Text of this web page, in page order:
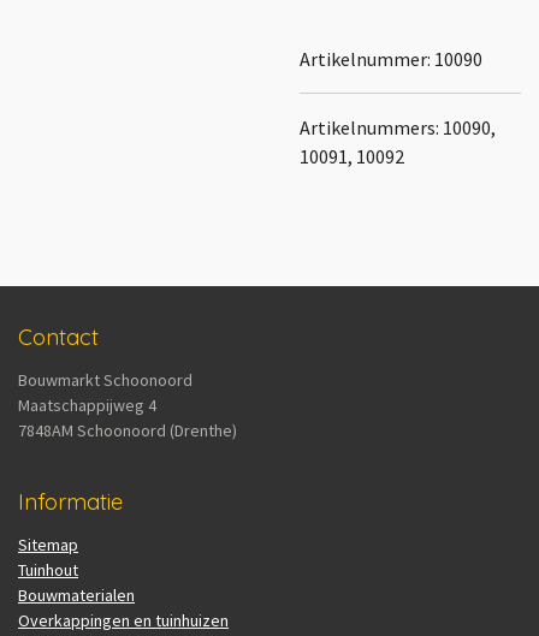
Artikelnummer: 10090
Artikelnummers: 10090,
10091, 10092
Contact
Bouwmarkt Schoonoord
Maatschappijweg 4
7848AM Schoonoord (Drenthe)
Informatie
Sitemap
Tuinhout
Bouwmaterialen
Overkappingen en tuinhuizen